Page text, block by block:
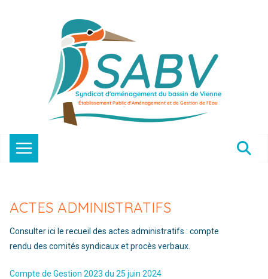
ACTES ADMINISTRATIFS
Consulter ici le recueil des actes administratifs : compte
rendu des comités syndicaux et procès verbaux.
Compte de Gestion 2023 du 25 juin 2024